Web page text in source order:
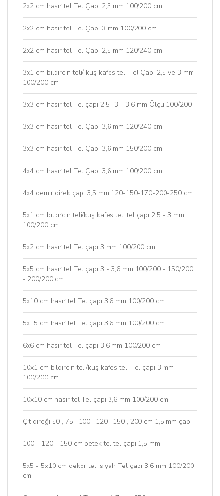
2x2 cm hasır tel Tel Çapı 2,5 mm 100/200 cm
2x2 cm hasır tel Tel Çapı 3 mm 100/200 cm
2x2 cm hasır tel Tel Çapı 2,5 mm 120/240 cm
3x1 cm bıldırcın teli/ kuş kafes teli Tel Çapı 2,5 ve 3 mm
100/200 cm
3x3 cm hasır tel Tel çapı 2,5 -3 - 3,6 mm Ölçü 100/200
3x3 cm hasır tel Tel Çapı 3,6 mm 120/240 cm
3x3 cm hasır tel Tel Çapı 3,6 mm 150/200 cm
4x4 cm hasır tel Tel Çapı 3,6 mm 100/200 cm
4x4 demir direk çapı 3,5 mm 120-150-170-200-250 cm
5x1 cm bıldırcın teli/kuş kafes teli tel çapı 2,5 - 3 mm
100/200 cm
5x2 cm hasır tel Tel çapı 3 mm 100/200 cm
5x5 cm hasır tel Tel çapı 3 - 3,6 mm 100/200 - 150/200
- 200/200 cm
5x10 cm hasır tel Tel çapı 3,6 mm 100/200 cm
5x15 cm hasır tel Tel çapı 3,6 mm 100/200 cm
6x6 cm hasır tel Tel çapı 3,6 mm 100/200 cm
10x1 cm bıldırcın teli/kuş kafes teli Tel çapı 3 mm
100/200 cm
10x10 cm hasır tel Tel çapı 3,6 mm 100/200 cm
Çit direği 50 , 75 , 100 , 120 , 150 , 200 cm 1,5 mm çap
100 - 120 - 150 cm petek tel tel çapı 1,5 mm
5x5 - 5x10 cm dekor teli siyah Tel çapı 3,6 mm 100/200
cm